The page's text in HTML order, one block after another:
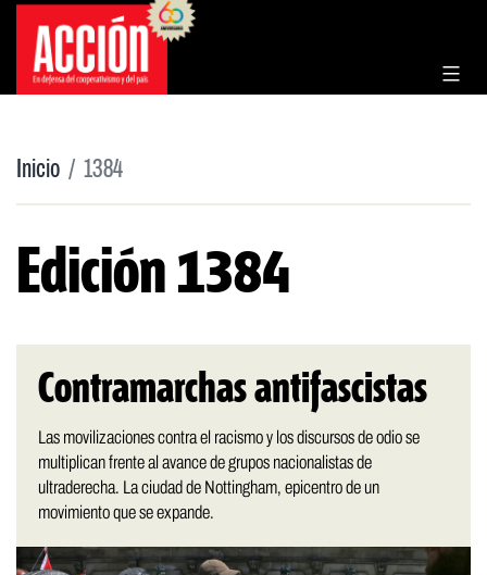
Saltar
contenido
Inicio 1384
Edición 1384
Contramarchas antifascistas
Las movilizaciones contra el racismo y los discursos de odio se
multiplican frente al avance de grupos nacionalistas de
ultraderecha. La ciudad de Nottingham, epicentro de un
movimiento que se expande.